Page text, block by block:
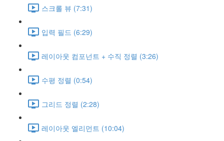
스크롤 뷰 (7:31)
입력 필드 (6:29)
레이아웃 컴포넌트 + 수직 정렬 (3:26)
수평 정렬 (0:54)
그리드 정렬 (2:28)
레이아웃 엘리먼트 (10:04)